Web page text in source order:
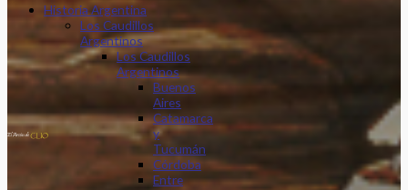
Historia Argentina
Los Caudillos
Argentinos
Los Caudillos
Argentinos
Buenos
Aires
Catamarca
y
Tucumán
Córdoba
Entre